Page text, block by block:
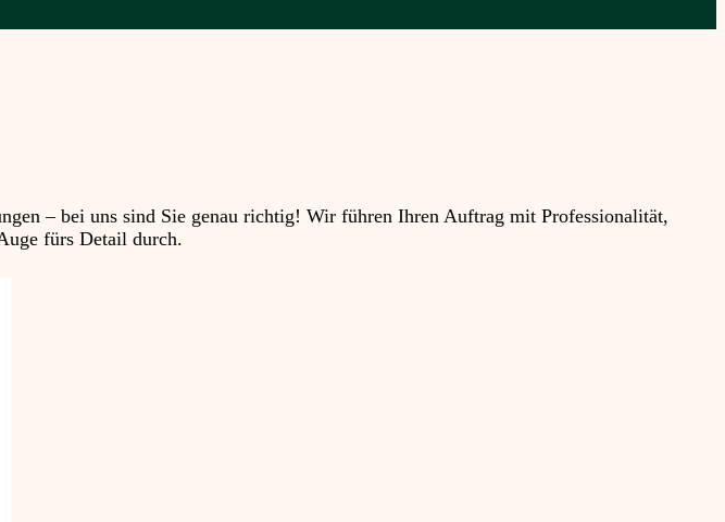
– bei uns sind Sie genau richtig! Wir führen Ihren Auftrag mit Professionalität,
fürs Detail durch.